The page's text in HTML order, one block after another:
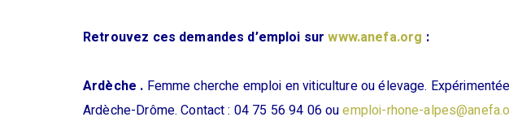
Retrouvez ces demandes d’emploi surwww.anefa.org :
Ardèche . Femme cherche emploi en viticulture ou élevage.
Ardèche-Drôme. Contact : 04 75 56 94 06 ouemploi-rhone-